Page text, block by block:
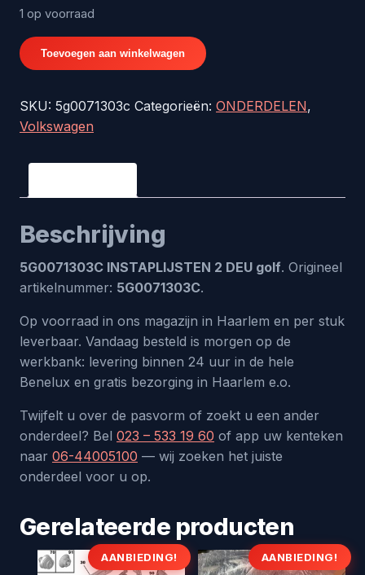
1 op voorraad
5G0071303C
INSTAPLIJSTEN
DEU
golf
Toevoegen aan winkelwagen
SKU: 5g0071303c Categorieën: ONDERDELEN,
Volkswagen
Beschrijving
5G0071303C INSTAPLIJSTEN 2 DEU golf. Origineel
artikelnummer: 5G0071303C.
Op voorraad in ons magazijn in Haarlem en per stuk
leverbaar. Vandaag besteld is morgen op de
werkbank: levering binnen 24 uur in de hele
Benelux en gratis bezorging in Haarlem e.o.
Twijfelt u over de pasvorm of zoekt u een ander
onderdeel? Bel 023 – 533 19 60 of app uw kenteken
naar 06-44005100 — wij zoeken het juiste
onderdeel voor u op.
Gerelateerde producten
AANBIEDING! AANBIEDING!